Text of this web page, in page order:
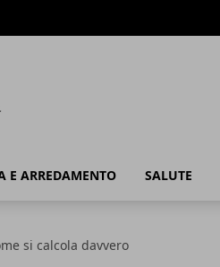
E ARREDAMENTO SALUTE
si calcola davvero